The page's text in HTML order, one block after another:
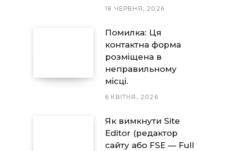
18 ЧЕРВНЯ, 2026
Помилка: Ця
контактна форма
розміщена в
неправильному
місці.
6 КВІТНЯ, 2026
Як вимкнути Site
Editor (редактор
сайту або FSE — Full